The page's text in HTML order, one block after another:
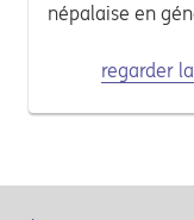
népalaise en
regarder